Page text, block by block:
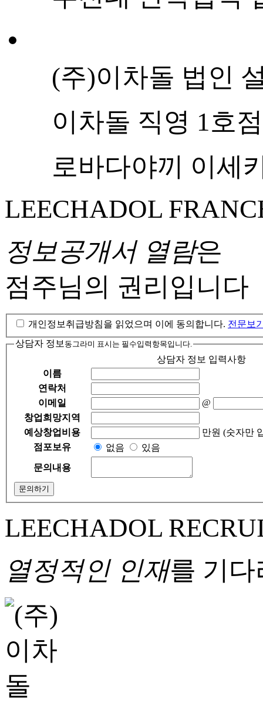
(주)이차돌 법인
이차돌 직영 1호
로바다야끼 이세
LEECHADOL
정보공개서 열람은
점주님의 권리입니다
개인정보취급방침을 읽었으며 이에 동의합니다. 전문보
상담자 정보동그라미 표시 는 필수입력항목입니다.
상담자 정보 입력사항
이름
연락처
이메일
@
창업희망지역
예상창업비용
만원 (숫자만
점포보유
없음
있음
문의내용
문의하기
LEECHADOL
열정적인 인재를 기